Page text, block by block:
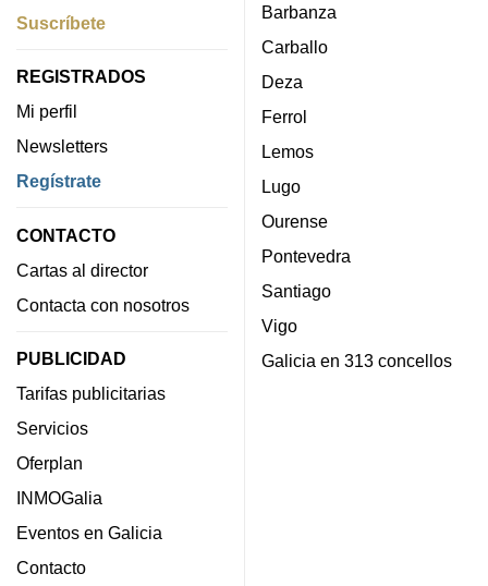
Suscríbete
REGISTRADOS
Mi perfil
Newsletters
Regístrate
CONTACTO
Cartas al director
Contacta con nosotros
PUBLICIDAD
Tarifas publicitarias
Servicios
Oferplan
INMOGalia
Eventos en Galicia
Contacto
Barbanza
Carballo
Deza
Ferrol
Lemos
Lugo
Ourense
Pontevedra
Santiago
Vigo
Galicia en 313 concellos